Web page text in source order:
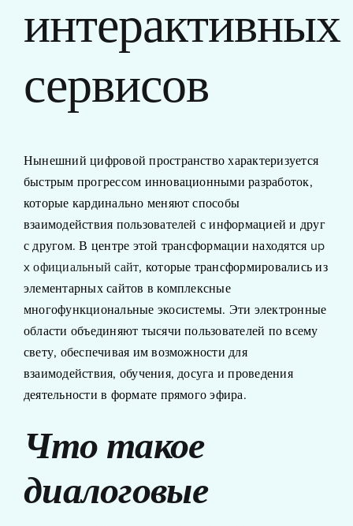
интерактивных
сервисов
Нынешний цифровой пространство характеризуется
быстрым прогрессом инновационными разработок,
которые кардинально меняют способы
взаимодействия пользователей с информацией и друг
с другом. В центре этой трансформации находятся up
x официальный сайт, которые трансформировались из
элементарных сайтов в комплексные
многофункциональные экосистемы. Эти электронные
области объединяют тысячи пользователей по всему
свету, обеспечивая им возможности для
взаимодействия, обучения, досуга и проведения
деятельности в формате прямого эфира.
Что такое
диалоговые